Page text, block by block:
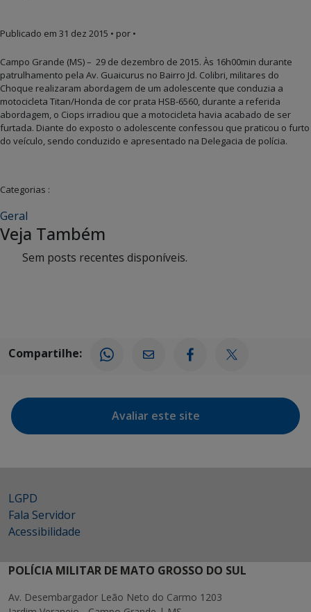
Publicado em 31 dez 2015 • por •
Campo Grande (MS) – 29 de dezembro de 2015. Às 16h00min durante
patrulhamento pela Av. Guaicurus no Bairro Jd. Colibri, militares do
Choque realizaram abordagem de um adolescente que conduzia a
motocicleta Titan/Honda de cor prata HSB-6560, durante a referida
abordagem, o Ciops irradiou que a motocicleta havia acabado de ser
furtada. Diante do exposto o adolescente confessou que praticou o furto
do veículo, sendo conduzido e apresentado na Delegacia de polícia.
Categorias :
Geral
Veja Também
Sem posts recentes disponíveis.
Compartilhe:
Avaliar este site
LGPD
Fala Servidor
Acessibilidade
POLÍCIA MILITAR DE MATO GROSSO DO SUL
Av. Desembargador Leão Neto do Carmo 1203